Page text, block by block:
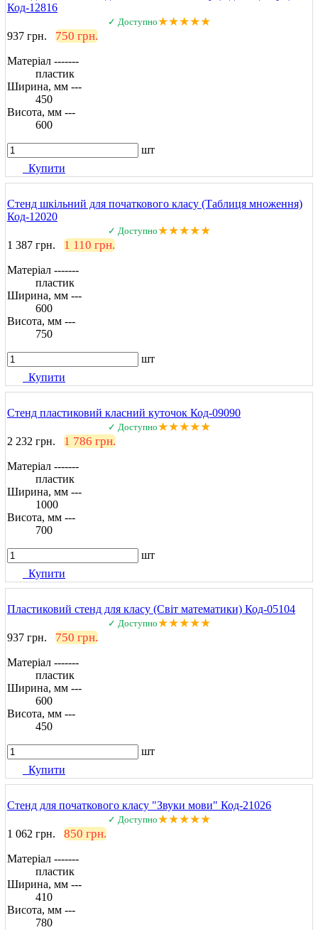
Код-12816
✓ Доступно★★★★★
937 грн. 750 грн.
Матеріал -------
пластик
Ширина, мм ---
450
Висота, мм ---
600
шт
Купити
Стенд шкільний для початкового класу (Таблиця множення)
Код-12020
✓ Доступно★★★★★
1 387 грн. 1 110 грн.
Матеріал -------
пластик
Ширина, мм ---
600
Висота, мм ---
750
шт
Купити
Стенд пластиковий класний куточок Код-09090
✓ Доступно★★★★★
2 232 грн. 1 786 грн.
Матеріал -------
пластик
Ширина, мм ---
1000
Висота, мм ---
700
шт
Купити
Пластиковий стенд для класу (Світ математики) Код-05104
✓ Доступно★★★★★
937 грн. 750 грн.
Матеріал -------
пластик
Ширина, мм ---
600
Висота, мм ---
450
шт
Купити
Стенд для початкового класу "Звуки мови" Код-21026
✓ Доступно★★★★★
1 062 грн. 850 грн.
Матеріал -------
пластик
Ширина, мм ---
410
Висота, мм ---
780